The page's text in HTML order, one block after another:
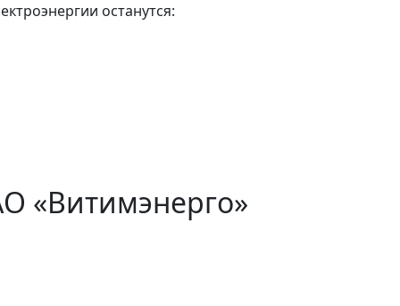
останутся:
«Витимэнерго»